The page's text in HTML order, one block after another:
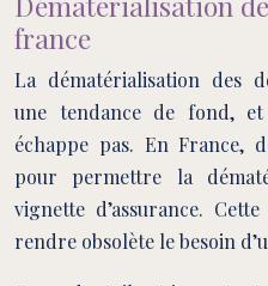
france
La dématérialisation des
une tendance de fond, et
échappe pas. En France,
pour permettre la
vignette d’assurance.
rendre obsolète le besoin